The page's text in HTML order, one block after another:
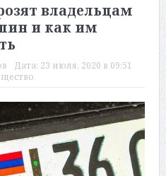
владельцам
и как им
Дата: 23 июля, 2020 в 09:51